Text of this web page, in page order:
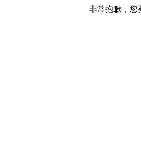
非常抱歉，您